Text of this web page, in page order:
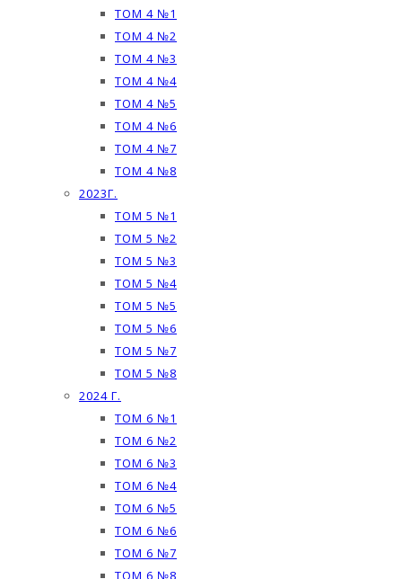
ТОМ 4 №1
ТОМ 4 №2
ТОМ 4 №3
ТОМ 4 №4
ТОМ 4 №5
ТОМ 4 №6
ТОМ 4 №7
ТОМ 4 №8
2023Г.
ТОМ 5 №1
ТОМ 5 №2
ТОМ 5 №3
ТОМ 5 №4
ТОМ 5 №5
ТОМ 5 №6
ТОМ 5 №7
ТОМ 5 №8
2024 Г.
ТОМ 6 №1
ТОМ 6 №2
ТОМ 6 №3
ТОМ 6 №4
ТОМ 6 №5
ТОМ 6 №6
ТОМ 6 №7
ТОМ 6 №8